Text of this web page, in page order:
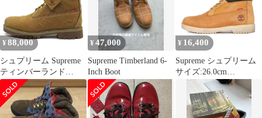
¥ 88,000
シュプリーム Supreme
ティンバーランド
Timberland 23AW ダイ
ヤモンドプレート 6イ
ンチ プレミアム ブーツ
Diamond Plate 6Inch
¥47,000
Supreme Timberland 6-
Inch Boot
¥ 16,400
Supreme シュプリーム
サイズ:26.0cm
Timberland ヌバック チ
ャッカ ブーツ
Waterproof Chukka Boot
ウィート US8 ティンバ